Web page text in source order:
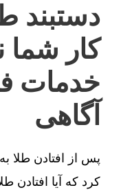
دستبند
کار
خدمات
آگاهی
پس از افتادن طلا
کرد که آیا افتادن